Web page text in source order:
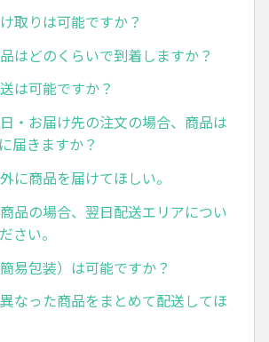
取りは可能ですか？
はどのくらいで到着しますか？
は可能ですか？
・お届け先の注文の場合、商品は
届きますか？
に商品を届けてほしい。
品の場合、翌日配送エリアについ
さい。
易包装）は可能ですか？
なった商品をまとめて配送してほ